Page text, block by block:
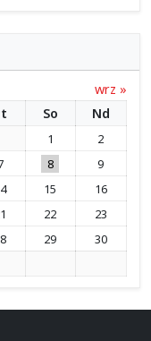
wrz »
So Nd
1
2
8
9
15
16
22
23
29
30